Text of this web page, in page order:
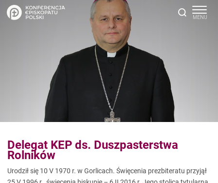
Delegat KEP ds. Duszpasterstwa
Rolników
Urodził się 10 V 1970 r. w Gorlicach. Święcenia prezbiteratu przyjął